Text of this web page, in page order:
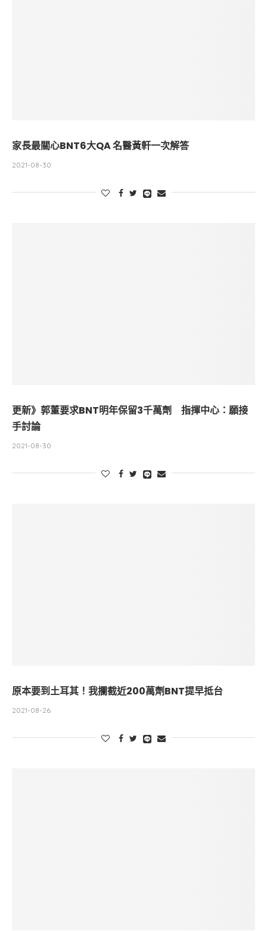
家長最關心BNT6大QA 名醫黃軒一次解答
2021-08-30
更新》郭董要求BNT明年保留3千萬劑 指揮中心：願接
手討論
2021-08-30
原本要到土耳其！我攔截近200萬劑BNT提早抵台
2021-08-26